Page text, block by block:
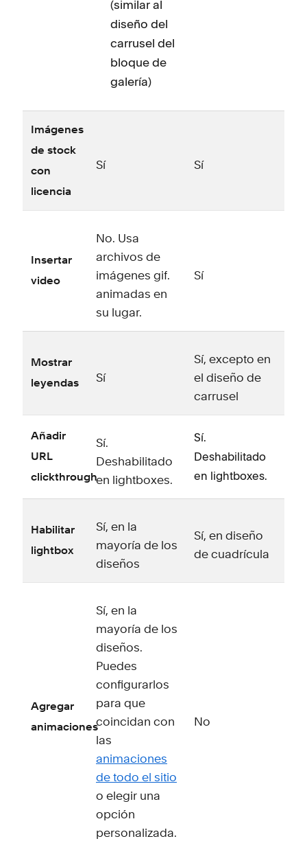
(similar al
diseño del
carrusel del
bloque de
galería)
Imágenes
de stock
con
licencia
Sí Sí
Insertar
video
No. Usa
archivos de
imágenes gif.
animadas en
su lugar.
Sí
Mostrar
leyendas
Sí
Sí, excepto en
el diseño de
carrusel
Añadir
URL
clickthrough
Sí.
Deshabilitado
en lightboxes.
Sí.
Deshabilitado
en lightboxes.
Habilitar
lightbox
Sí, en la
mayoría de los
diseños
Sí, en diseño
de cuadrícula
Agregar
animaciones
Sí, en la
mayoría de los
diseños.
Puedes
configurarlos
para que
coincidan con
las
animaciones
de todo el sitio
o elegir una
opción
personalizada.
No